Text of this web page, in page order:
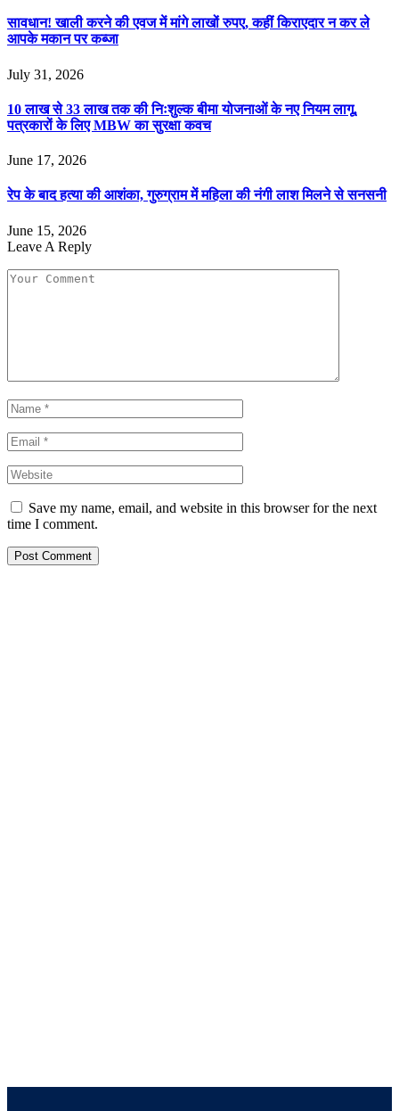
सावधान! खाली करने की एवज में मांगे लाखों रुपए, कहीं किराएदार न कर ले
आपके मकान पर कब्जा
July 31, 2026
10 लाख से 33 लाख तक की निःशुल्क बीमा योजनाओं के नए नियम लागू,
पत्रकारों के लिए MBW का सुरक्षा कवच
June 17, 2026
रेप के बाद हत्या की आशंका, गुरुग्राम में महिला की नंगी लाश मिलने से सनसनी
June 15, 2026
Leave A Reply
Save my name, email, and website in this browser for the next
time I comment.